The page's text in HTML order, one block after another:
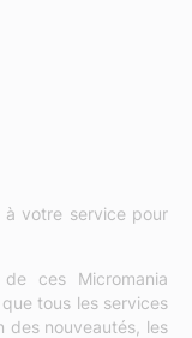
à votre service pour
ces Micromania
tous les services
des nouveautés, les